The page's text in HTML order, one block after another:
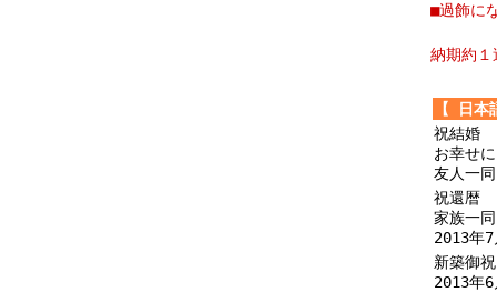
■過飾に
納期約１
【 日
祝結婚
お幸せに
友人一同
祝還暦
家族一同
2013年
新築御祝
2013年